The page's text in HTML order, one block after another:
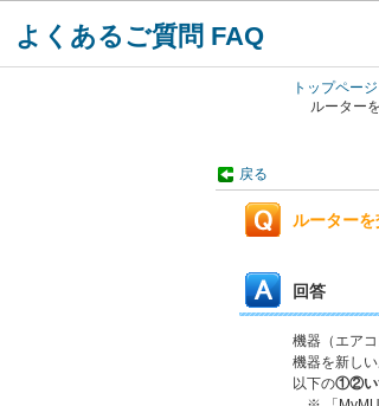
よくあるご質問 FAQ
トップページ
ルーター
戻る
ルーター
回答
機器（エア
機器を新し
以下の①②い